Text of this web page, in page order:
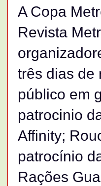
A Copa
Revista
três dias de
público em
patrocinio
Affinity;
patrocínio
Rações